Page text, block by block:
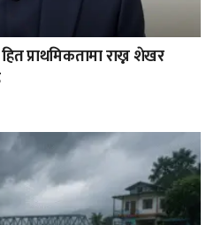
प्राथमिकतामा राख्न शेखर